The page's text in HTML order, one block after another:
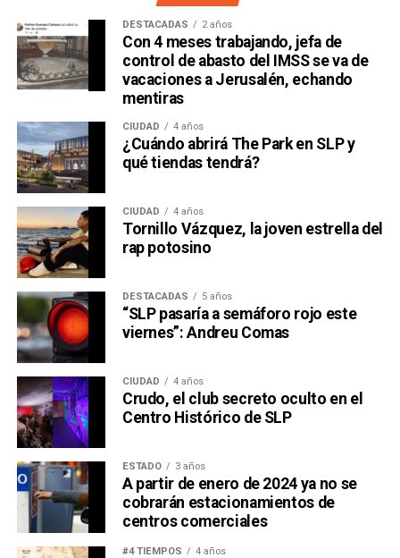
DESTACADAS 2 años
Con 4 meses trabajando, jefa de
control de abasto del IMSS se va de
vacaciones a Jerusalén, echando
mentiras
CIUDAD 4 años
¿Cuándo abrirá The Park en SLP y
qué tiendas tendrá?
CIUDAD 4 años
Tornillo Vázquez, la joven estrella del
rap potosino
DESTACADAS 5 años
“SLP pasaría a semáforo rojo este
viernes”: Andreu Comas
CIUDAD 4 años
Crudo, el club secreto oculto en el
Centro Histórico de SLP
ESTADO 3 años
A partir de enero de 2024 ya no se
cobrarán estacionamientos de
centros comerciales
#4 TIEMPOS 4 años